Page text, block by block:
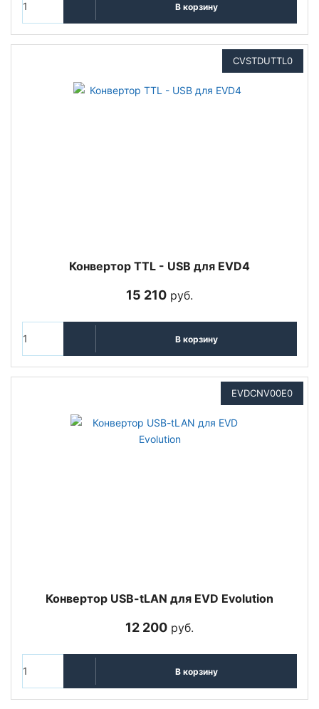
В корзину
CVSTDUTTL0
Конвертор TTL - USB для EVD4
15 210 руб.
В корзину
EVDCNV00E0
Конвертор USB-tLAN для EVD Evolution
12 200 руб.
В корзину